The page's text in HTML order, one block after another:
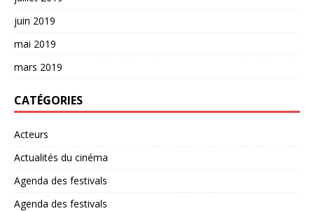
juin 2019
mai 2019
mars 2019
CATÉGORIES
Acteurs
Actualités du cinéma
Agenda des festivals
Agenda des festivals